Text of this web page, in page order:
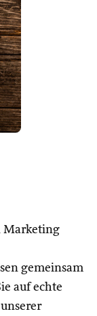
Marketing
gemeinsam
auf echte